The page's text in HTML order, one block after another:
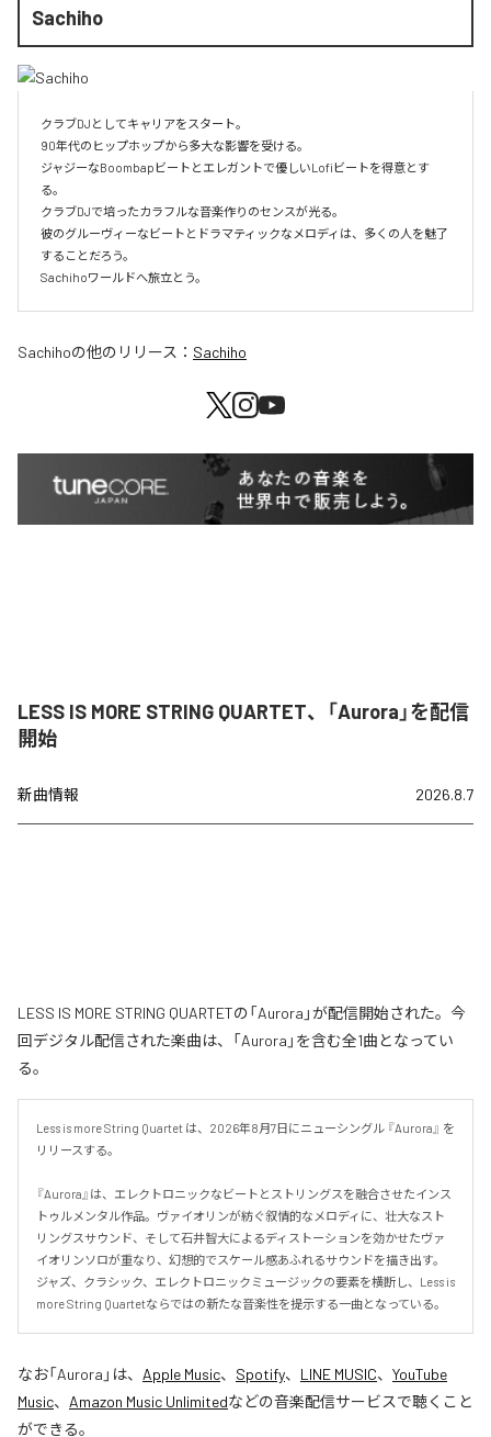
Sachiho
クラブDJとしてキャリアをスタート。
90年代のヒップホップから多大な影響を受ける。
ジャジーなBoombapビートとエレガントで優しいLofiビートを得意とす
る。
クラブDJで培ったカラフルな音楽作りのセンスが光る。
彼のグルーヴィーなビートとドラマティックなメロディは、多くの人を魅了
することだろう。
Sachihoワールドへ旅立とう。
Sachihoの他のリリース： Sachiho
LESS IS MORE STRING QUARTET、「Aurora」を配信
開始
新曲情報 2026.8.7
LESS IS MORE STRING QUARTETの「Aurora」が配信開始された。今
回デジタル配信された楽曲は、「Aurora」を含む全1曲となってい
る。
Less is more String Quartet は、2026年8月7日にニューシングル 『Aurora』 を
リリースする。
『Aurora』は、エレクトロニックなビートとストリングスを融合させたインス
トゥルメンタル作品。ヴァイオリンが紡ぐ叙情的なメロディに、壮大なスト
リングスサウンド、そして石井智大によるディストーションを効かせたヴァ
イオリンソロが重なり、幻想的でスケール感あふれるサウンドを描き出す。
ジャズ、クラシック、エレクトロニックミュージックの要素を横断し、Less is
more String Quartetならではの新たな音楽性を提示する一曲となっている。
なお「Aurora 」は、 Apple Music、 Spotify、 LINE MUSIC、 YouTube
Music、 Amazon Music Unlimitedなどの音楽配信サービスで聴くこと
ができる。